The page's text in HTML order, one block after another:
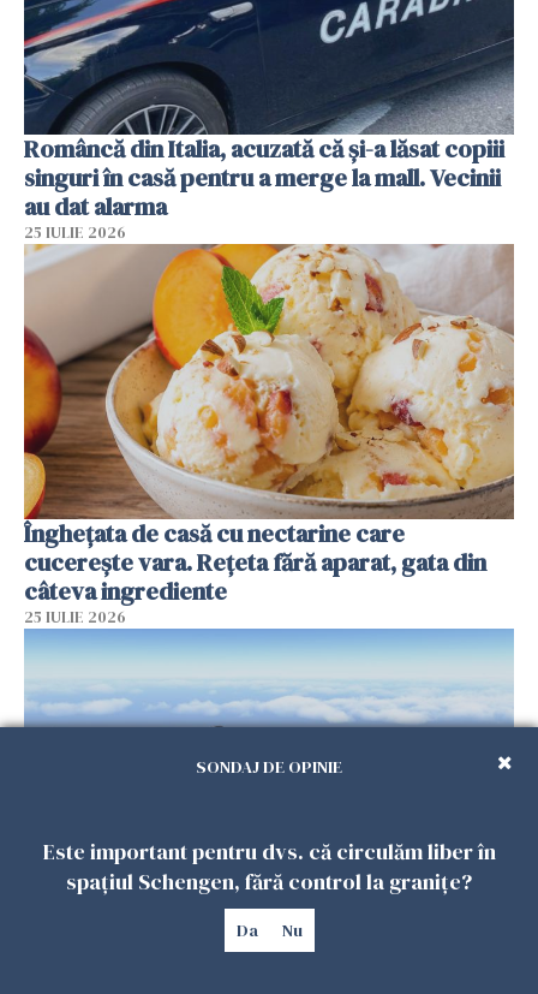
Româncă din Italia, acuzată că și-a lăsat copiii
singuri în casă pentru a merge la mall. Vecinii
au dat alarma
25 IULIE 2026
Înghețata de casă cu nectarine care
cucerește vara. Rețeta fără aparat, gata din
câteva ingrediente
25 IULIE 2026
Încă o dronă a fost doborâtă de un F-16
românesc după ce a intrat ilegal în spațiul
SONDAJ DE OPINIE
Este important pentru dvs. că circulăm liber în
spațiul Schengen, fără control la granițe?
Da Nu